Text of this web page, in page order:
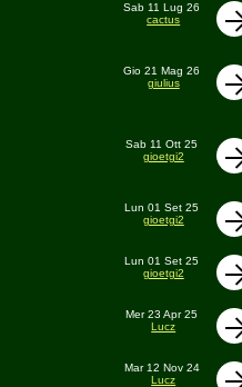
Sab 11 Lug 26
cactus
Gio 21 Mag 26
giulius
Sab 11 Ott 25
gioetgi2
Lun 01 Set 25
gioetgi2
Lun 01 Set 25
gioetgi2
Mer 23 Apr 25
Lucz
Mar 12 Nov 24
Lucz